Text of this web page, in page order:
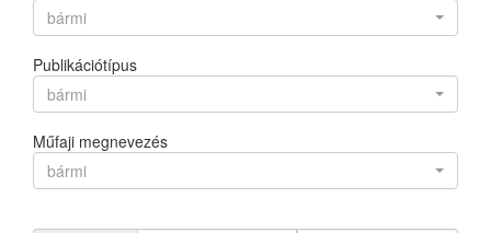
bármi
Publikációtípus
bármi
Műfaji megnevezés
bármi